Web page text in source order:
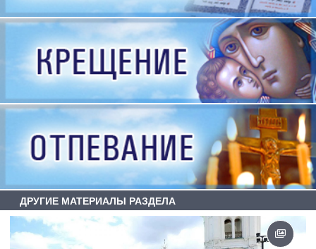
ДРУГИЕ МАТЕРИАЛЫ РАЗДЕЛА